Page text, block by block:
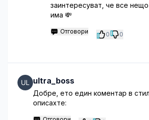
заинтересуват, че все
има 💸
Отговори 0 0
ultra_boss
Добре, ето един коментар в
описахте: